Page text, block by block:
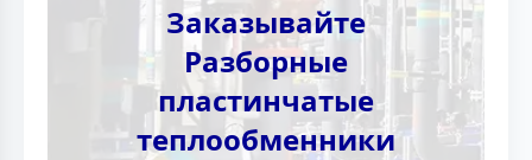
Заказывайте
Разборные
пластинчатые
теплообменники